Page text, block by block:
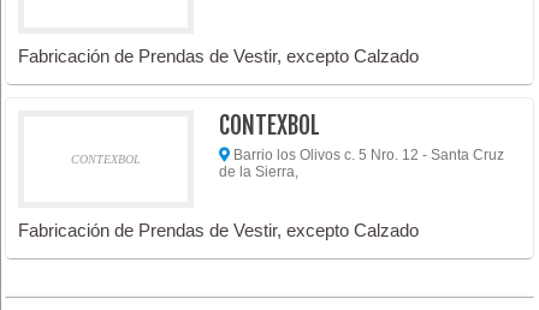
Fabricación de Prendas de Vestir, excepto Calzado
CONTEXBOL
CONTEXBOL
Barrio los Olivos c. 5 Nro. 12 - Santa Cruz
de la Sierra,
Fabricación de Prendas de Vestir, excepto Calzado